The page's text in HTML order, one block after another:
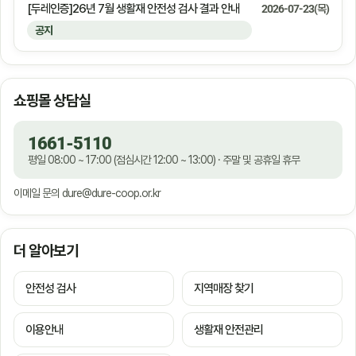
공지
[두레인증]26년 7월 생활재 안전성 검사 결과 안내 2026-07-23(목)
쇼핑몰 상담실
1661-5110
평일 08:00 ~ 17:00 (점심시간 12:00 ~ 13:00) · 주말 및 공휴일 휴무
이메일 문의 dure@dure-coop.or.kr
더 알아보기
안전성 검사 지역매장 찾기
이용안내 생활재 안전관리